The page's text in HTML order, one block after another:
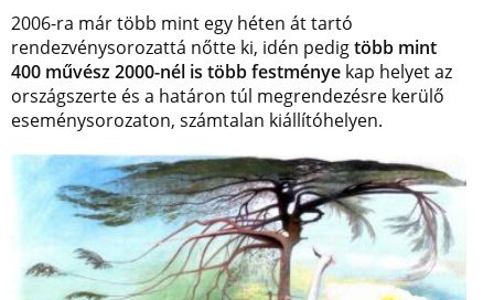
2006-ra már több mint egy héten át tartó
rendezvénysorozattá nőtte ki, idén pedigtöbb mint
400 művész 2000-nél is több festménye kap helyet az
országszerte és a határon túl megrendezésre kerülő
eseménysorozaton, számtalan kiállítóhelyen.